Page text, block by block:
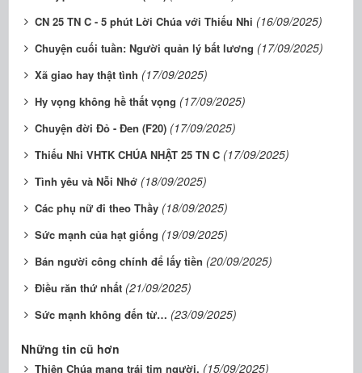
CN 25 TN C - 5 phút Lời Chúa với Thiếu Nhi (16/09/2025)
Chuyện cuối tuần: Người quản lý bất lương (17/09/2025)
Xã giao hay thật tình (17/09/2025)
Hy vọng không hề thất vọng (17/09/2025)
Chuyện đời Đỏ - Đen (F20) (17/09/2025)
Thiếu Nhi VHTK CHÚA NHẬT 25 TN C (17/09/2025)
Tình yêu và Nỗi Nhớ (18/09/2025)
Các phụ nữ đi theo Thầy (18/09/2025)
Sức mạnh của hạt giống (19/09/2025)
Bán người công chính để lấy tiền (20/09/2025)
Điều răn thứ nhất (21/09/2025)
Sức mạnh không đến từ… (23/09/2025)
Những tin cũ hơn
Thiên Chúa mang trái tim người. (15/09/2025)